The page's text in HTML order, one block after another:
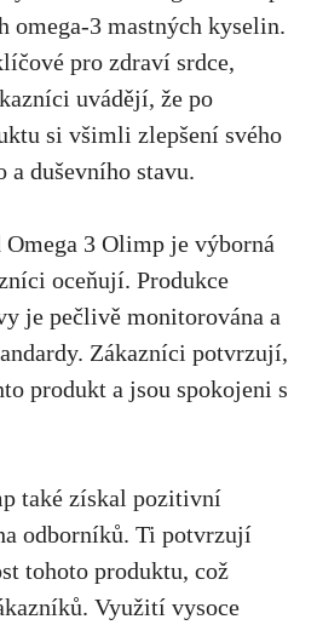
omega-3 mastných kyselin.
pro zdraví srdce,
uvádějí, že po
si všimli zlepšení svého
duševního stavu.
3 Olimp je výborná
oceňují. Produkce
je pečlivě monitorována a
Zákazníci potvrzují,
produkt a jsou spokojeni s
také získal pozitivní
odborníků. Ti potvrzují
tohoto produktu, což
Využití vysoce